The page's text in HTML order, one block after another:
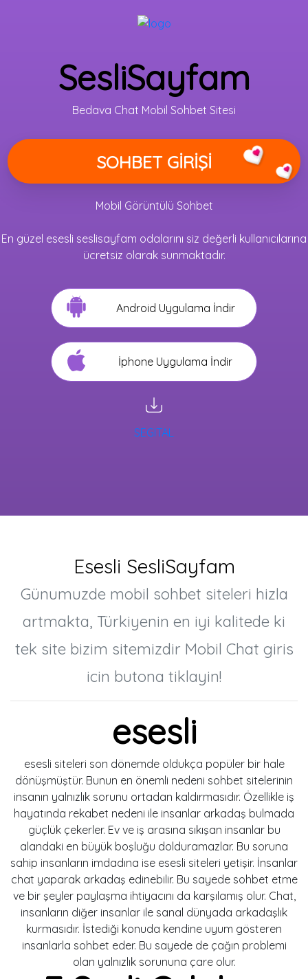
SesliSayfam
Bedava Chat Mobil Sohbet Sitesi
Mobil Görüntülü Sohbet
En güzel esesli seslisayfam odalarını siz değerli kullanıcılarına
ücretsiz olarak sunmaktadır.
Android Uygulama İndir
İphone Uygulama İndir
SEGITAL
Esesli SesliSayfam
Günumuzde mobil sohbet siteleri hizla
artmakta, Türkiyenin en iyi kalitede ki
tek site bizim sitemizdir Mobil Chat giris
icin butona tiklayin!
esesli
esesli siteleri son dönemde oldukça popüler bir hale
dönüşmüştür. Bunun en önemli nedeni sohbet sitelerinin
insanın yalnızlık sorunu ortadan kaldırmasıdır. Özellikle iş
hayatında rekabet nedeni ile insanlar arkadaş bulmada
güçlük çekerler. Ev ve iş arasına sıkışan insanlar bu
alandaki en büyük boşluğu dolduramazlar. Bu soruna
sahip insanların imdadına ise esesli siteleri yetişir. İnsanlar
chat yaparak arkadaş edinebilir. Bu sayede sohbet etme
ve bir şeyler paylaşma ihtiyacını da karşılamış olur. Chat,
insanların diğer insanlar ile sanal dünyada arkadaşlık
kurmasıdır. İstediği konuda kendine uyum gösteren
insanlarla sohbet eder. Bu sayede de çağın problemi
olan yalnızlık sorununa çare olur.